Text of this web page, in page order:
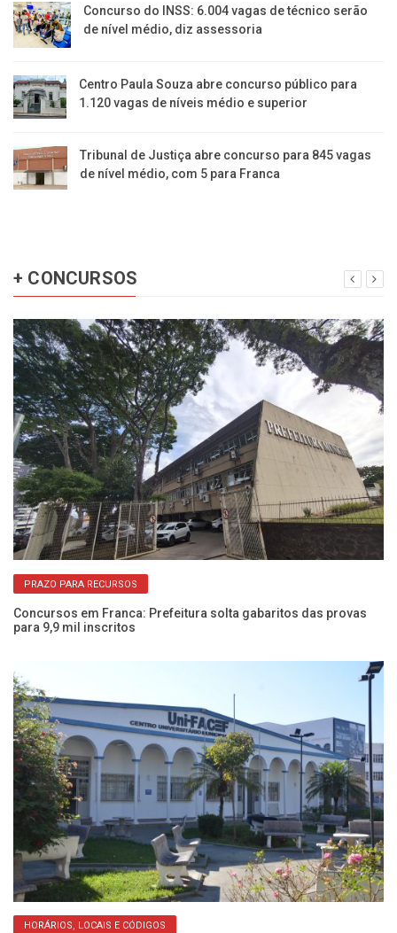
Concurso do INSS: 6.004 vagas de técnico serão
de nível médio, diz assessoria
Centro Paula Souza abre concurso público para
1.120 vagas de níveis médio e superior
Tribunal de Justiça abre concurso para 845 vagas
de nível médio, com 5 para Franca
+ CONCURSOS
PRAZO PARA RECURSOS
Concursos em Franca: Prefeitura solta gabaritos das provas
para 9,9 mil inscritos
HORÁRIOS, LOCAIS E CÓDIGOS